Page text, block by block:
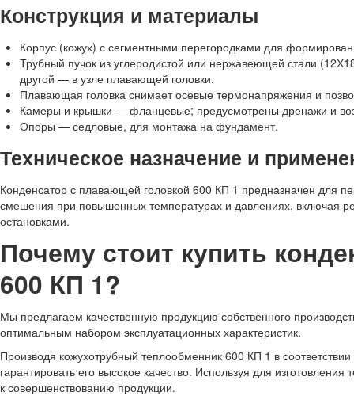
Конструкция и материалы
Корпус (кожух) с сегментными перегородками для
Трубный пучок из углеродистой или нержавеющей стали
другой — в узле плавающей головки.
Плавающая головка снимает осевые термонапряжения и
Камеры и крышки — фланцевые; предусмотрены дренажи и
Опоры — седловые, для монтажа на фундамент.
Техническое назначение и
Конденсатор с плавающей головкой 600 КП 1 предназначен для
смешения при повышенных температурах и давлениях, включая
остановками.
Почему стоит купить
600 КП 1?
Мы предлагаем качественную продукцию собственного
оптимальным набором эксплуатационных характеристик.
Производя кожухотрубный теплообменник 600 КП 1 в
гарантировать его высокое качество. Используя для
к совершенствованию продукции.